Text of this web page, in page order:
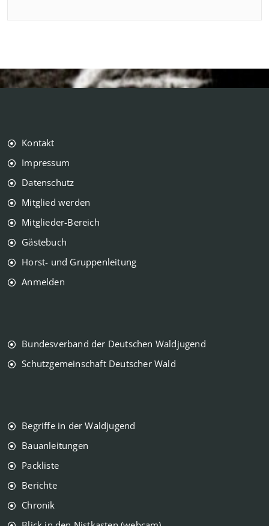
Kontakt
Impressum
Datenschutz
Mitglied werden
Mitglieder-Bereich
Gästebuch
Horst- und Gruppenleitung
Anmelden
Bundesverband der Deutschen Waldjugend
Schutzgemeinschaft Deutscher Wald
Begriffe in der Waldjugend
Bauanleitungen
Packliste
Berichte
Chronik